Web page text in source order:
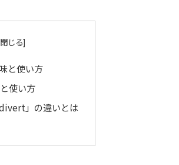
と使い方
使い方
」の違いとは